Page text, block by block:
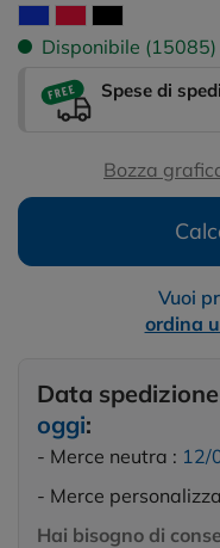
Disponibile (15085)
Spese di
Bozza
Vuoi
ordina
Data
oggi:
- Merce neutra : 12/
- Merce
Hai bisogno di